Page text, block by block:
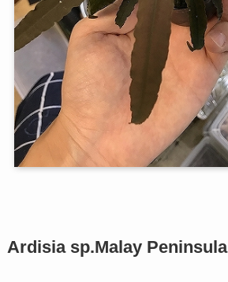
Ardisia sp.Malay Peninsula